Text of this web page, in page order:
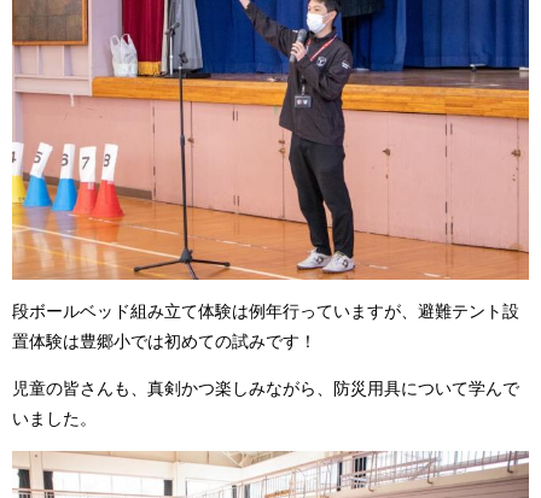
段ボールベッド組み立て体験は例年行っていますが、避難テント設
置体験は豊郷小では初めての試みです！
児童の皆さんも、真剣かつ楽しみながら、防災用具について学んで
いました。